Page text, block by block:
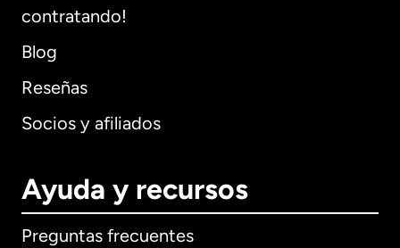
contratando!
Blog
Reseñas
Socios y afiliados
Ayuda y recursos
Preguntas frecuentes